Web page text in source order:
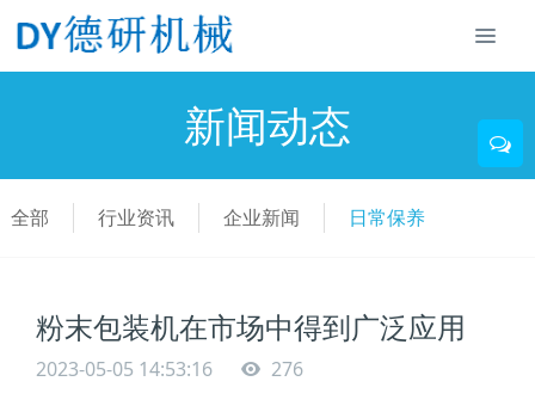
新闻动态
全部 行业资讯 企业新闻 日常保养
粉末包装机在市场中得到广泛应用
2023-05-05 14:53:16 276